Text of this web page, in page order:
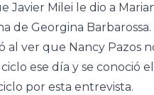
Javier Milei le dio a
de Georgina Barbarossa.
al ver que Nancy Pazos
ese día y se conoció
por esta entrevista.